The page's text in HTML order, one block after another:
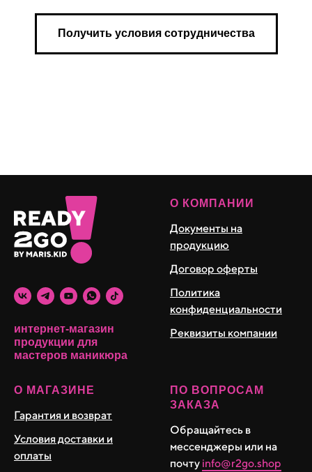
Получить условия сотрудничества
интернет-магазин
продукции для
мастеров маникюра
О КОМПАНИИ
Документы на
продукцию
Договор оферты
Политика
конфиденциальности
Реквизиты компании
О МАГАЗИНЕ
Гарантия и возврат
Условия доставки и
оплаты
ПО ВОПРОСАМ
ЗАКАЗА
Обращайтесь в
мессенджеры или на
почту info@r2go.shop